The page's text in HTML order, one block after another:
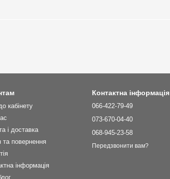
кабінету
і доставка
та повернення
інформація
Контактна інформація
066-422-79-49
073-670-04-40
068-945-23-58
Передзвонити вам?